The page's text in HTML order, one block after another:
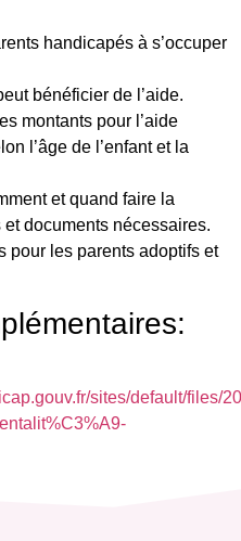
handicapés à s’occuper
bénéficier de l’aide.
montants pour l’aide
l’âge de l’enfant et la
et quand faire la
documents nécessaires.
pour les parents adoptifs et
sites/default/files/